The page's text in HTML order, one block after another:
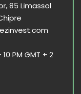
85 Limassol
PM GMT + 2